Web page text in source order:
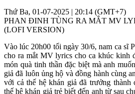
Thứ Ba, 01-07-2025 | 20:14 (GMT+7)
PHAN ĐINH TÙNG RA MẮT MV
(LOFI VERSION)
Vào lúc 20h00 tối ngày 30/6, nam ca sĩ
cho ra mắt MV lyrics cho ca khúc kinh
món quà tinh thần đặc biệt mà anh
giả đã luôn ủng hộ và đồng hành cùng
với cả thế hệ khán giả đã trưởng thành
thế hệ khán giả trẻ biết đến anh từ sau